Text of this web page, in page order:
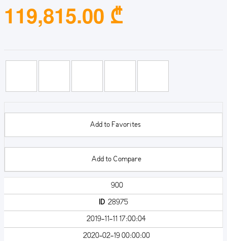
119,815.00 ₾
Add to Favorites
Add to Compare
900
ID28975
2019-11-11 17:00:04
2020-02-19 00:00:00